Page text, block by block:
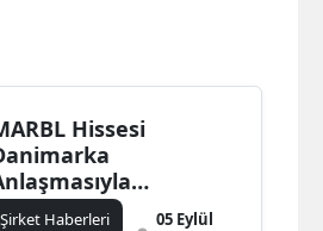
Hissesi
Şirket Haberleri
05 Eylül